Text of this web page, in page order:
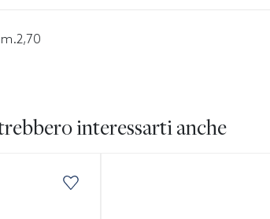
interessarti anche